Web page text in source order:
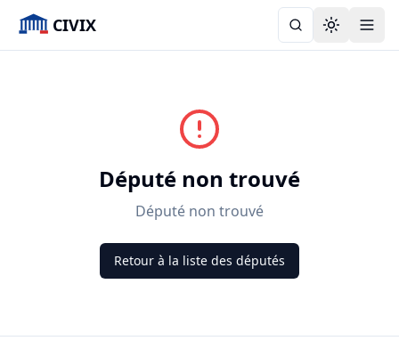
CIVIX Toggle
Député non trouvé
Député non trouvé
Retour à la liste des députés